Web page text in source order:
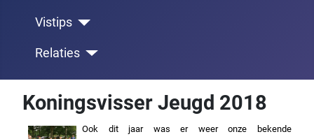
Vistips
Relaties
Koningsvisser Jeugd 2018
Ook dit jaar was er weer onze bekende